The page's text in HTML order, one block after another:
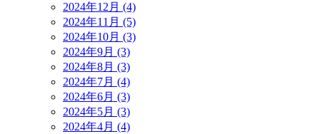
2024年12月 (4)
2024年11月 (5)
2024年10月 (3)
2024年9月 (3)
2024年8月 (3)
2024年7月 (4)
2024年6月 (3)
2024年5月 (3)
2024年4月 (4)